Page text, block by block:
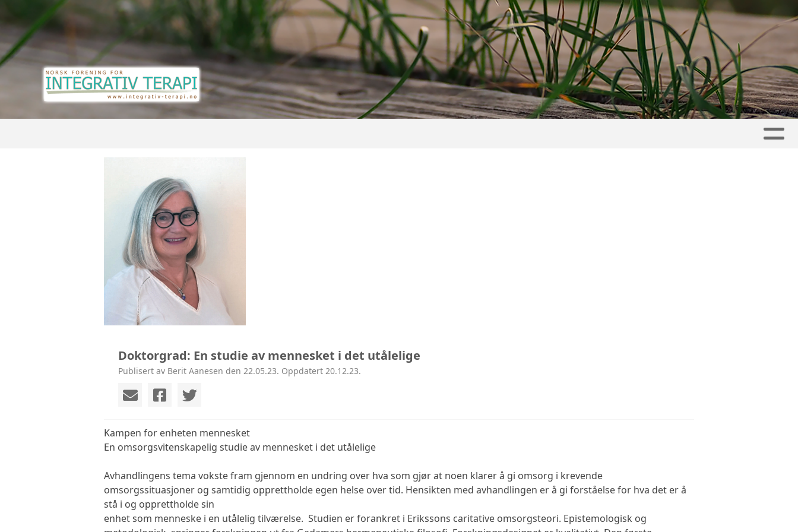
Doktorgrad: En studie av mennesket i det utålelige
Publisert av Berit Aanesen den 22.05.23. Oppdatert 20.12.23.
Kampen for enheten mennesket
En omsorgsvitenskapelig studie av mennesket i det utålelige
Avhandlingens tema vokste fram gjennom en undring over hva som gjør at noen klarer å gi omsorg i krevende
omsorgssituasjoner og samtidig opprettholde egen helse over tid. Hensikten med avhandlingen er å gi forståelse for hva det er å
stå i og opprettholde sin
enhet som menneske i en utålelig tilværelse. Studien er forankret i Erikssons caritative omsorgsteori. Epistemologisk og